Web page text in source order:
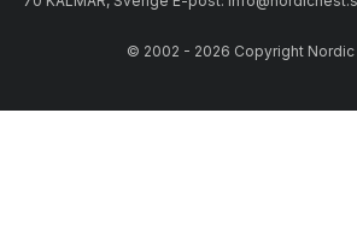
© 2002 - 2026 Copyright Nordic